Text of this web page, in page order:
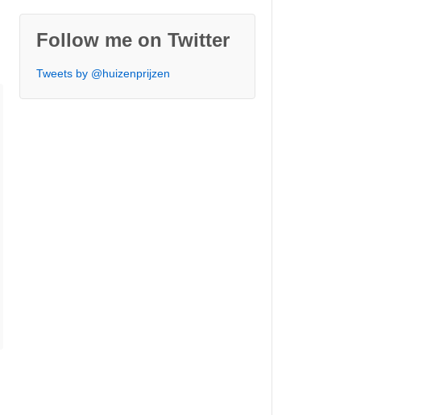
Follow me on Twitter
Tweets by @huizenprijzen